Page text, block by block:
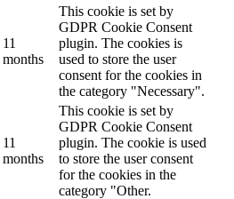
11
months
This cookie is set by
GDPR Cookie Consent
plugin. The cookies is
used to store the user
consent for the cookies in
the category "Necessary".
11
months
This cookie is set by
GDPR Cookie Consent
plugin. The cookie is used
to store the user consent
for the cookies in the
category "Other.